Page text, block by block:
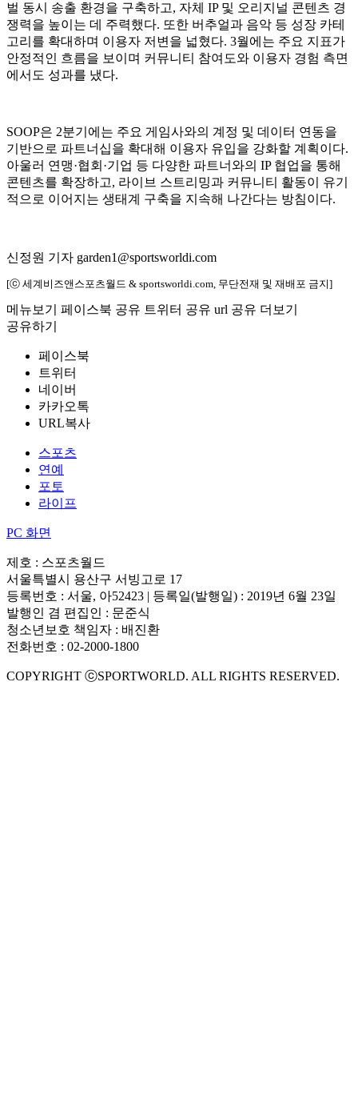
벌 동시 송출 환경을 구축하고, 자체 IP 및 오리지널 콘텐츠 경
쟁력을 높이는 데 주력했다. 또한 버추얼과 음악 등 성장 카테
고리를 확대하며 이용자 저변을 넓혔다. 3월에는 주요 지표가
안정적인 흐름을 보이며 커뮤니티 참여도와 이용자 경험 측면
에서도 성과를 냈다.
SOOP은 2분기에는 주요 게임사와의 계정 및 데이터 연동을
기반으로 파트너십을 확대해 이용자 유입을 강화할 계획이다.
아울러 연맹·협회·기업 등 다양한 파트너와의 IP 협업을 통해
콘텐츠를 확장하고, 라이브 스트리밍과 커뮤니티 활동이 유기
적으로 이어지는 생태계 구축을 지속해 나간다는 방침이다.
신정원 기자 garden1@sportsworldi.com
[ⓒ 세계비즈앤스포츠월드 & sportsworldi.com, 무단전재 및 재배포 금지]
메뉴보기 페이스북 공유 트위터 공유 url 공유 더보기
공유하기
페이스북
트위터
네이버
카카오톡
URL복사
스포츠
연예
포토
라이프
PC 화면
제호 : 스포츠월드
서울특별시 용산구 서빙고로 17
등록번호 : 서울, 아52423 | 등록일(발행일) : 2019년 6월 23일
발행인 겸 편집인 : 문준식
청소년보호 책임자 : 배진환
전화번호 : 02-2000-1800
COPYRIGHT ⓒSPORTWORLD. ALL RIGHTS RESERVED.